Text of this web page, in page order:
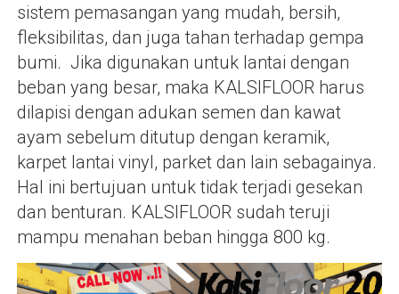
sistem pemasangan yang mudah, bersih,
fleksibilitas, dan juga tahan terhadap gempa
bumi. Jika digunakan untuk lantai dengan
beban yang besar, maka KALSIFLOOR harus
dilapisi dengan adukan semen dan kawat
ayam sebelum ditutup dengan keramik,
karpet lantai vinyl, parket dan lain sebagainya.
Hal ini bertujuan untuk tidak terjadi gesekan
dan benturan. KALSIFLOOR sudah teruji
mampu menahan beban hingga 800 kg.